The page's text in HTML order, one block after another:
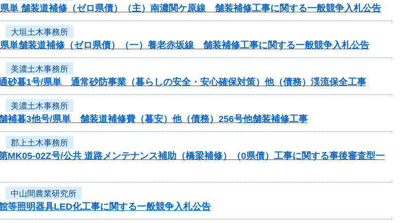
単 舗装道補修（ゼロ県債）（主）南濃関ケ原線 舗装補修工事に関する一般競争入札公告
大垣土木事務所
単舗装道補修（ゼロ県債）（一）養老赤坂線 舗装補修工事に関する一般競争入札公告
美濃土木事務所
通砂暮1号/県単 通常砂防事業（暮らしの安全・安心確保対策）他（債務）渓流保全工事
美濃土木事務所
舗補暮3他号/県単 舗装道補修費（暮安）他（債務）256号他舗装補修工事
郡上土木事務所
MK05-02Z号/公共 道路メンテナンス補助（橋梁補修）（0県債）工事に関する事後審査型一
中山間農業研究所
等照明器具LED化工事に関する一般競争入札公告